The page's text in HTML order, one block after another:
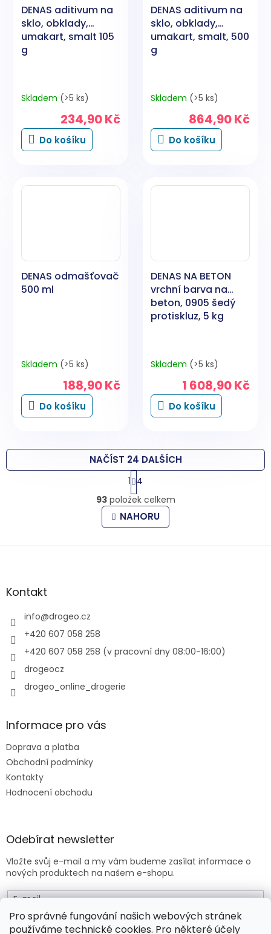
Pro správné fungování našich webových stránek
používáme technické cookies. Pro některé účely
DENAS aditivum na
sklo, obklady,
umakart, smalt 105
g
Skladem (>5 ks)
234,90 Kč
Do košíku
DENAS aditivum na
sklo, obklady,
umakart, smalt, 500
g
Skladem (>5 ks)
864,90 Kč
Do košíku
DENAS odmašťovač
500 ml
Skladem (>5 ks)
188,90 Kč
Do košíku
DENAS NA BETON
vrchní barva na
beton, 0905 šedý
protiskluz, 5 kg
Skladem (>5 ks)
1 608,90 Kč
Do košíku
O
v
l
á
a
ý
NAČÍST 24 DALŠÍCH
S
t
r
á
n
k
v
1 4
93položek celkem
NAHORU
Z
aKontakt
info@drogeo.cz
+420 607 058 258
+420 607 058 258 (v pracovní dny 08:00-16:00)
drogeocz
drogeo_online_drogerie
Informace pro vás
Doprava a platba
Obchodní podmínky
Kontakty
Hodnocení obchodu
Odebírat newsletter
Vložte svůj e-mail a my vám budeme zasílat informace o
nových produktech na našem e-shopu.
E-mail